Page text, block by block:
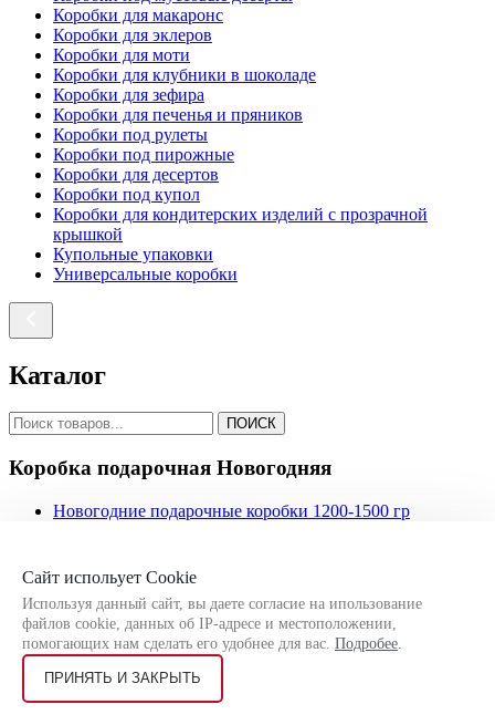
Сайт испольует Cookie
Используя данный сайт, вы даете согласие на ипользование
файлов cookie, данных об IP-адресе и местоположении,
помогающих нам сделать его удобнее для вас. Подробее.
ПРИНЯТЬ И ЗАКРЫТЬ
Коробки для макаронс
Коробки для эклеров
Коробки для моти
Коробки для клубники в шоколаде
Коробки для зефира
Коробки для печенья и пряников
Коробки под рулеты
Коробки под пирожные
Коробки для десертов
Коробки под купол
Коробки для кондитерских изделий с прозрачной
крышкой
Купольные упаковки
Универсальные коробки
Каталог
ПОИСК
Коробка подарочная Новогодняя
Новогодние подарочные коробки 1200-1500 гр
Новогодние подарочные коробки детские
Новогодние подарочные коробки с символом года
Новогодние подарочные коробки универсальные
Новогодняя кондитерская упаковка